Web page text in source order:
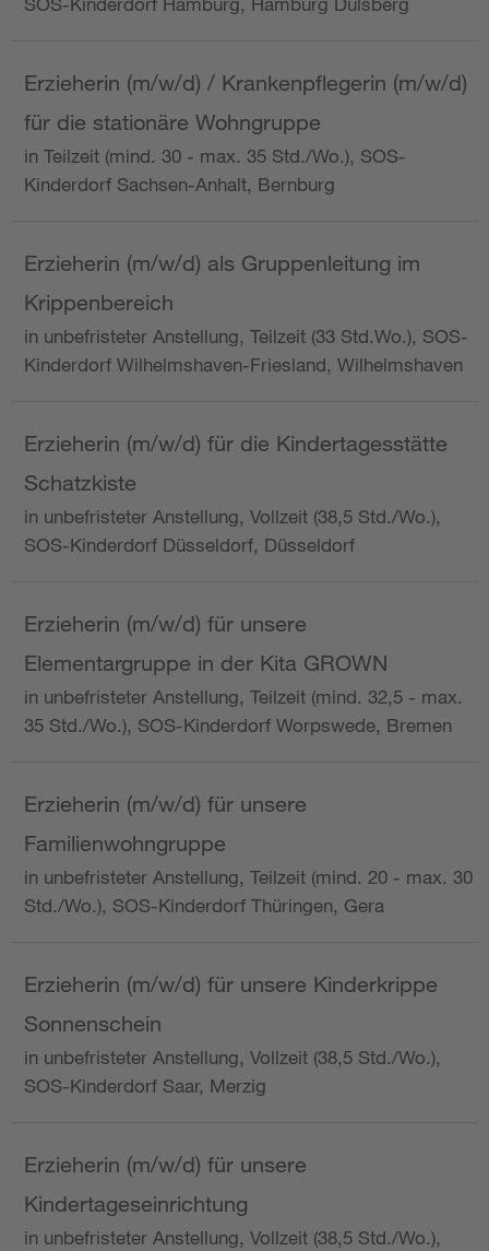
Erzieherin (m/w/d) / Krankenpflegerin (m/w/d)
für die stationäre Wohngruppe
in Teilzeit (mind. 30 - max. 35 Std./Wo.), SOS-
Kinderdorf Sachsen-Anhalt, Bernburg
Erzieherin (m/w/d) als Gruppenleitung im
Krippenbereich
in unbefristeter Anstellung, Teilzeit (33 Std.Wo.), SOS-
Kinderdorf Wilhelmshaven-Friesland, Wilhelmshaven
Erzieherin (m/w/d) für die Kindertagesstätte
Schatzkiste
in unbefristeter Anstellung, Vollzeit (38,5 Std./Wo.),
SOS-Kinderdorf Düsseldorf, Düsseldorf
Erzieherin (m/w/d) für unsere
Elementargruppe in der Kita GROWN
in unbefristeter Anstellung, Teilzeit (mind. 32,5 - max.
35 Std./Wo.), SOS-Kinderdorf Worpswede, Bremen
Erzieherin (m/w/d) für unsere
Familienwohngruppe
in unbefristeter Anstellung, Teilzeit (mind. 20 - max. 30
Std./Wo.), SOS-Kinderdorf Thüringen, Gera
Erzieherin (m/w/d) für unsere Kinderkrippe
Sonnenschein
in unbefristeter Anstellung, Vollzeit (38,5 Std./Wo.),
SOS-Kinderdorf Saar, Merzig
Erzieherin (m/w/d) für unsere
Kindertageseinrichtung
in unbefristeter Anstellung, Vollzeit (38,5 Std./Wo.),